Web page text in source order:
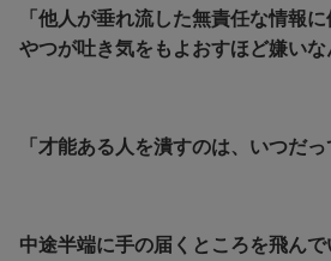
「他人が垂れ流した無責任な情報
やつが吐き気をもよおすほど嫌いな
「才能ある人を潰すのは、いつだ
中途半端に手の届くところを飛んで